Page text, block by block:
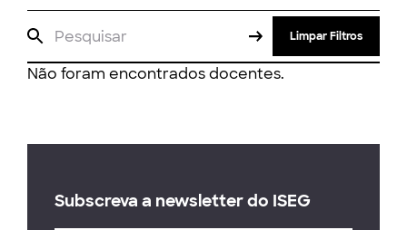
Limpar Filtros
Não foram encontrados docentes.
Subscreva a newsletter do ISEG